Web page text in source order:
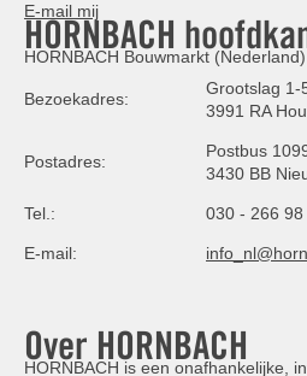
E-mail mij
HORNBACH
HORNBACH Bouwmarkt
Bezoekadres:
Grootslag 1-
3991 RA
Postadres:
Postbus
3430 BB
Tel.: 030 - 266 98
E-mail:
Over HORNBACH
HORNBACH is een onafhankelijke,